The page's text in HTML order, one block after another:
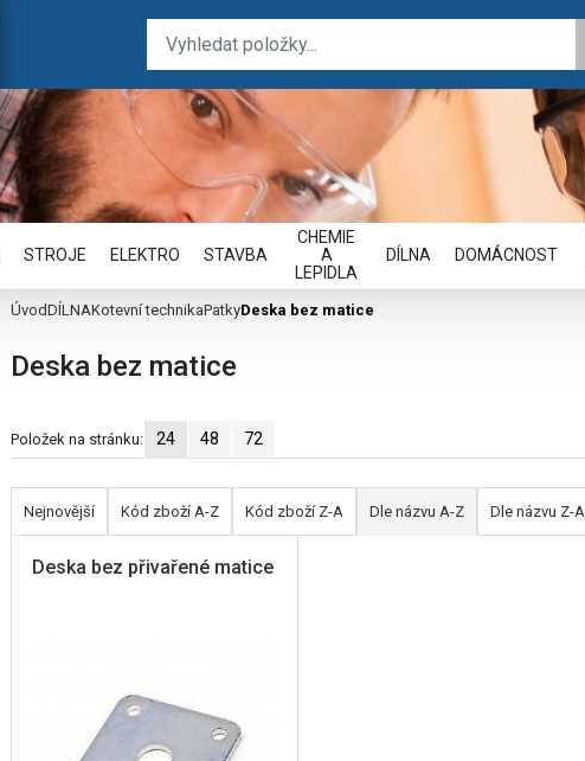
STROJE ELEKTRO STAVBA
CHEMIE
A
LEPIDLA
DÍLNA DOMÁCNOST
ÚvodDÍLNAKotevní technikaPatkyDeska bez matice
Deska bez matice
Položek na stránku: 24 48 72
Nejnovější Kód zboží A-Z Kód zboží Z-A Dle názvu A-Z Dle názvu Z-A
Deska bez přivařené matice